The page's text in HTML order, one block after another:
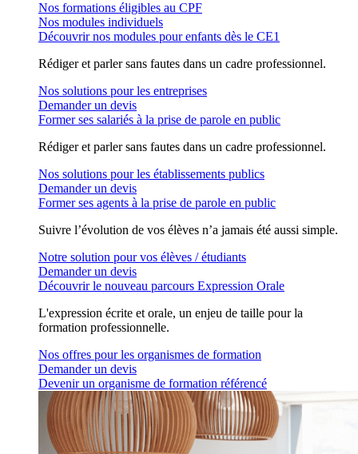
Nos formations éligibles au CPF
Nos modules individuels
Découvrir nos modules pour enfants dès le CE1
Rédiger et parler sans fautes dans un cadre professionnel.
Nos solutions pour les entreprises
Demander un devis
Former ses salariés à la prise de parole en public
Rédiger et parler sans fautes dans un cadre professionnel.
Nos solutions pour les établissements publics
Demander un devis
Former ses agents à la prise de parole en public
Suivre l’évolution de vos élèves n’a jamais été aussi simple.
Notre solution pour vos élèves / étudiants
Demander un devis
Découvrir le nouveau parcours Expression Orale
L'expression écrite et orale, un enjeu de taille pour la
formation professionnelle.
Nos offres pour les organismes de formation
Demander un devis
Devenir un organisme de formation référencé